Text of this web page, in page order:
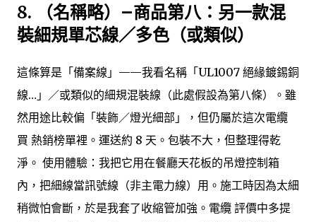
8.
（名稱略）–商品第八：另一款混
裝細規單芯線／多色（或類似）
這條算是「備案線」——我看名稱「UL1007 絕緣鍍錫銅
線…」／或類似的細規混裝線（此處假設為第八條）。雖
然用途比較偏「裝飾／燈光細部」，但仍屬於這次電纜
買 熱銷榜單裡。運送約 8 天。包裝不大，但整理得乾
淨。 使用體驗：我把它用在餐廳天花板的吊燈控制箱
內，把細線當訊號線（非主電力線）用。施工時因為太細
稍微怕會斷，於是我套了收縮管加強。電纜 評價中多提